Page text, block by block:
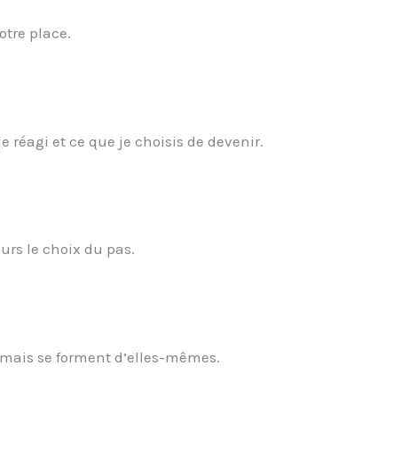
place.
réagi et ce que je choisis de devenir.
le choix du pas.
se forment d’elles-mêmes.